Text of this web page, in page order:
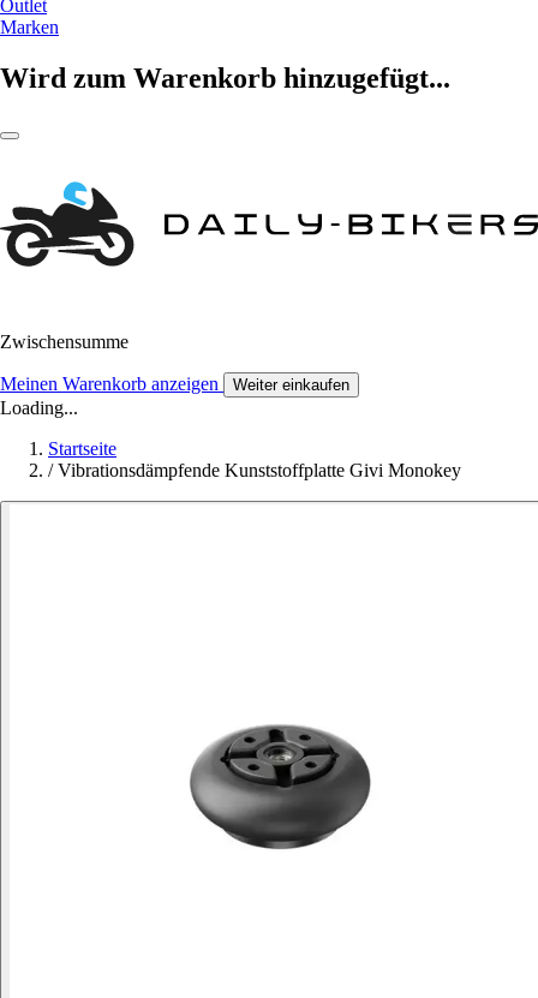
Outlet
Marken
Wird zum Warenkorb hinzugefügt...
Zwischensumme
Meinen Warenkorb anzeigen Weiter einkaufen
Loading...
Startseite
/ Vibrationsdämpfende Kunststoffplatte Givi Monokey